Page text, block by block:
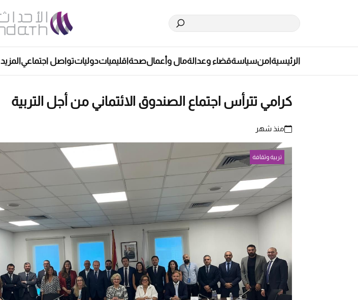
الرئيسيةامنسياسةقضاء وعدالةمال وأعمالصحةاقليمياتدولياتتواصل اجتماعيالمزيد
كرامي تترأس اجتماع الصندوق الائتماني من أجل التربية
منذ شهر
تربية وثقافة